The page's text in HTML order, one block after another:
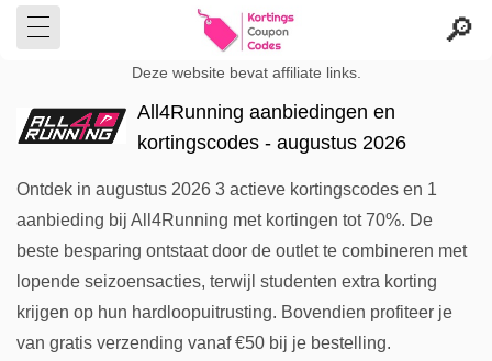
Deze website bevat affiliate links.
All4Running aanbiedingen en
kortingscodes - augustus 2026
Ontdek in augustus 2026 3 actieve kortingscodes en 1
aanbieding bij All4Running met kortingen tot 70%. De
beste besparing ontstaat door de outlet te combineren met
lopende seizoensacties, terwijl studenten extra korting
krijgen op hun hardloopuitrusting. Bovendien profiteer je
van gratis verzending vanaf €50 bij je bestelling.